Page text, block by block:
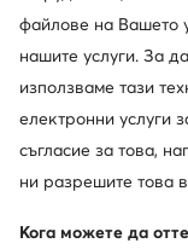
267,99€
файлове на Вашето
нашите услуги. За
използваме тази
електронни услуги
съгласие за това,
ни разрешите това
Кога можете да